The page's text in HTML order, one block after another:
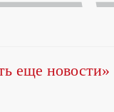
еще новости»